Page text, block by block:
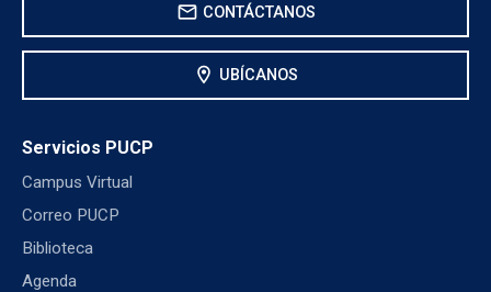
mail CONTÁCTANOS
location_on UBÍCANOS
Servicios PUCP
Campus Virtual
Correo PUCP
Biblioteca
Agenda